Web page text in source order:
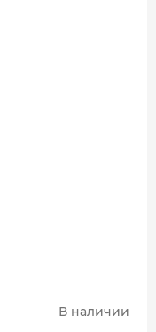
В наличии